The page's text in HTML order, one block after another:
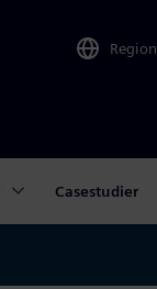
Region
Casestudier